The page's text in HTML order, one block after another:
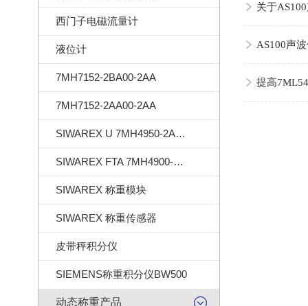
西门子电磁流量计
液位计
7MH7152-2BA00-2AA
7MH7152-2AA00-2AA
SIWAREX U 7MH4950-2AA01
SIWAREX FTA 7MH4900-2AA01
SIWAREX 称重模块
SIWAREX 称重传感器
皮带秤积分仪
SIEMENS称重积分仪BW500
动态称重产品
关于
AS100声
提高